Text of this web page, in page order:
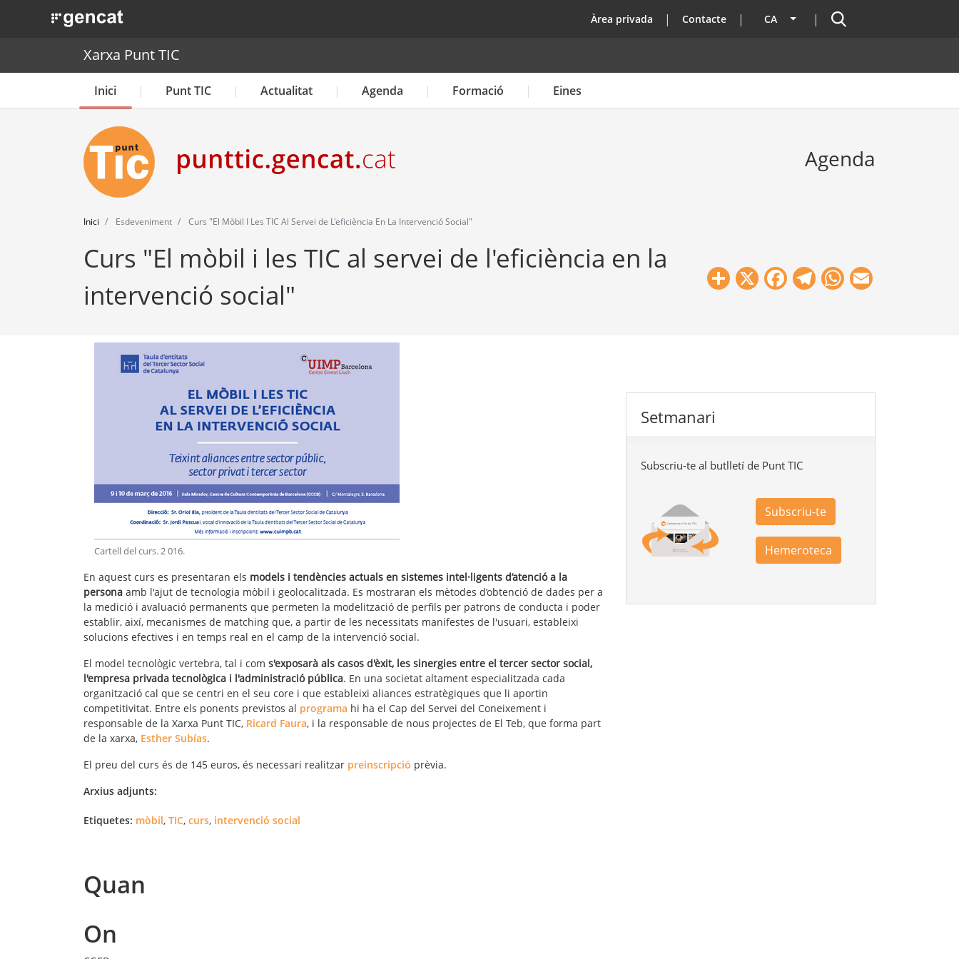
. Obre en una nova finestra. top
Àrea privada Contacte CA Llista les accions addicionals
Cercador
Xarxa Punt TIC
Inici Punt TIC Actualitat Agenda Formació Eines
Agenda
Inici Esdeveniment Curs "El Mòbil I Les TIC Al Servei de L'eficiència En La Intervenció Social"
Curs "El mòbil i les TIC al servei de l'eficiència en la
intervenció social"
Share
X Facebook
Telegram
WhatsApp
Cartell del curs.2 016.
En aquest curs es presentaran els models i tendències actuals en sistemes intel·ligents d’atenció a la
persona amb l'ajut de tecnologia mòbil i geolocalitzada. Es mostraran els mètodes d’obtenció de dades per a
la medició i avaluació permanents que permeten la modelització de perfils per patrons de conducta i poder
establir, així, mecanismes de matching que, a partir de les necessitats manifestes de l'usuari, estableixi
solucions efectives i en temps real en el camp de la intervenció social.
El model tecnològic vertebra, tal i com s'exposarà als casos d'èxit, les sinergies entre el tercer sector social,
l'empresa privada tecnològica i l'administració pública. En una societat altament especialitzada cada
organització cal que se centri en el seu core i que estableixi aliances estratègiques que li aportin
competitivitat. Entre els ponents previstos al programa hi ha el Cap del Servei del Coneixement i
responsable de la Xarxa Punt TIC, Ricard Faura, i la responsable de nous projectes de El Teb, que forma part
de la xarxa, Esther Subías.
El preu del curs és de 145 euros, és necessari realitzar preinscripció prèvia.
Arxius adjunts:
Etiquetes: mòbil, TIC, curs, intervenció social
Quan
On
Setmanari
Subscriu-te al butlletí de Punt TIC
Subscriu-te
Hemeroteca